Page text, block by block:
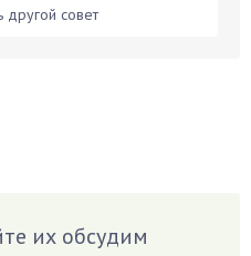
другой совет
их обсудим